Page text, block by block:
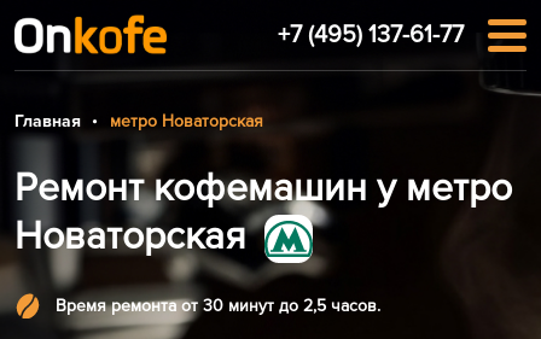
+7 (495) 137-61-77
Главная метро Новаторская
Ремонт кофемашин у метро
Новаторская
Время ремонта от 30 минут до 2,5 часов.